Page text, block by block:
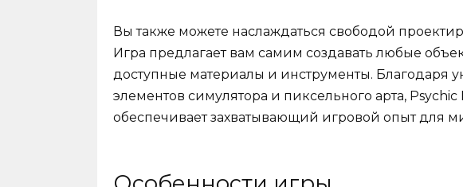
Вы также можете наслаждаться свободой
Игра предлагает вам самим создавать любые
доступные материалы и инструменты. Благодаря
элементов симулятора и пиксельного арта,
обеспечивает захватывающий игровой опыт для